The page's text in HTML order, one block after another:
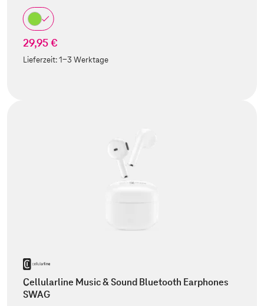
29,95 €
Lieferzeit:1-3 Werktage
Cellularline Music & Sound Bluetooth Earphones
SWAG